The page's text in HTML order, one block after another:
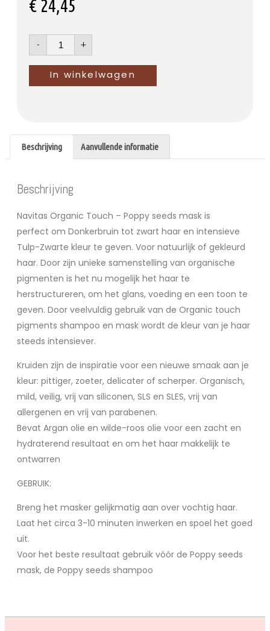
€ 24,45
- +
In winkelwagen
Beschrijving Aanvullende informatie
Beschrijving
Navitas Organic Touch – Poppy seeds mask is
perfect om Donkerbruin tot zwart haar en intensieve
Tulp-Zwarte kleur te geven. Voor natuurlijk of gekleurd
haar. Door zijn unieke samenstelling van organische
pigmenten is het nu mogelijk het haar te
herstructureren, om het glans, voeding en een toon te
geven. Door veelvuldig gebruik van de Organic touch
pigments shampoo en mask wordt de kleur van je haar
steeds intensiever.
Kruiden zijn de inspiratie voor een nieuwe smaak aan je
kleur: pittiger, zoeter, delicater of scherper. Organisch,
mild, veilig, vrij van siliconen, SLS en SLES, vrij van
allergenen en vrij van parabenen.
Bevat Argan olie en wilde-roos olie voor een zacht en
hydraterend resultaat en om het haar makkelijk te
ontwarren
GEBRUIK:
​Breng het masker gelijkmatig aan over vochtig haar.
Laat het circa 3-10 minuten inwerken en spoel het goed
uit.
Voor het beste resultaat gebruik vóór de Poppy seeds
mask, de Poppy seeds shampoo